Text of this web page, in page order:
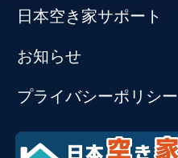
日本空き家サポート
お知らせ
プライバシーポリシー